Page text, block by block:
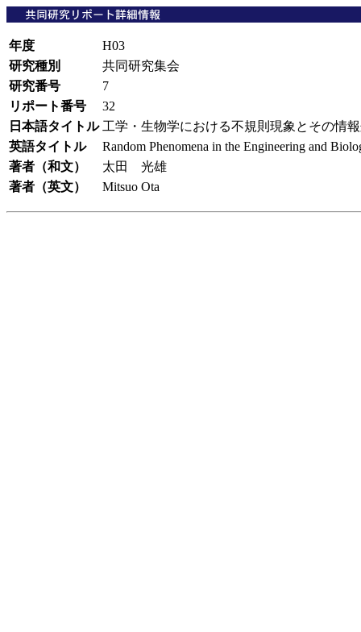
年度
H03
研究種別
共同研究集会
研究番号
7
リポート番号
32
日本語タイトル 工学・生物学における不規則現象とその情
英語タイトル
Random Phenomena in the Engineering and
著者（和文）
太田 光雄
著者（英文）
Mitsuo Ota